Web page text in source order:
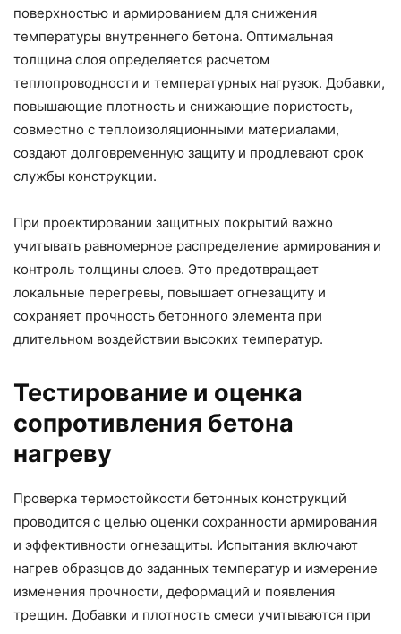
поверхностью и армированием для снижения
температуры внутреннего бетона. Оптимальная
толщина слоя определяется расчетом
теплопроводности и температурных нагрузок. Добавки,
повышающие плотность и снижающие пористость,
совместно с теплоизоляционными материалами,
создают долговременную защиту и продлевают срок
службы конструкции.
При проектировании защитных покрытий важно
учитывать равномерное распределение армирования и
контроль толщины слоев. Это предотвращает
локальные перегревы, повышает огнезащиту и
сохраняет прочность бетонного элемента при
длительном воздействии высоких температур.
Тестирование и оценка
сопротивления бетона
нагреву
Проверка термостойкости бетонных конструкций
проводится с целью оценки сохранности армирования
и эффективности огнезащиты. Испытания включают
нагрев образцов до заданных температур и измерение
изменения прочности, деформаций и появления
трещин. Добавки и плотность смеси учитываются при